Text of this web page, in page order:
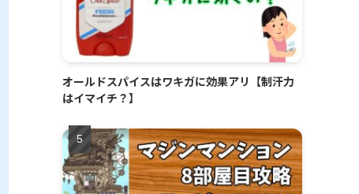
オールドスパイスはワキガに効果アリ【制汗力
はイマイチ？】